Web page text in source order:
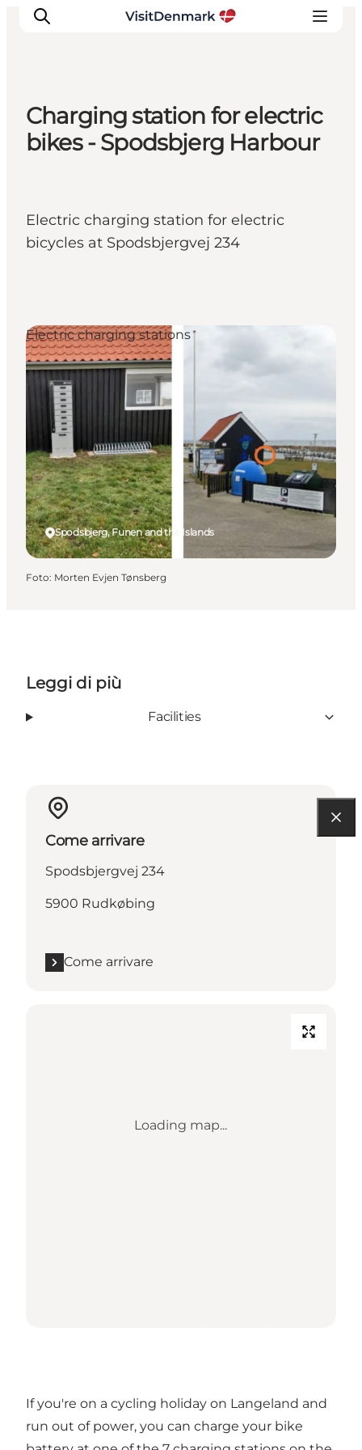
Ispirazioni
Dove andare
Pianifica il viaggio
Charging station for electric
bikes - Spodsbjerg Harbour
Electric charging station for electric
bicycles at Spodsbjergvej 234
Spodsbjerg, Funen and the Islands
Electric charging stations
Foto: Morten Evjen Tønsberg
Leggi di più
Facilities
Come arrivare
Spodsbjergvej 234
5900 Rudkøbing
Come arrivare
Loading map...
If you're on a cycling holiday on Langeland and
run out of power, you can charge your bike